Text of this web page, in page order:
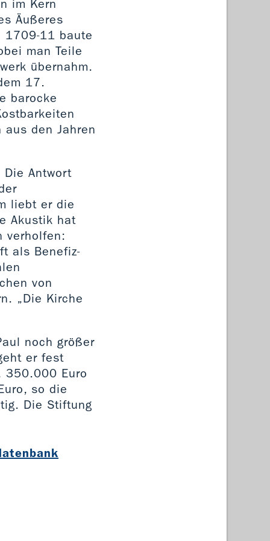
im Kern
Äußeres
1709-11 baute
man Teile
übernahm.
17.
barocke
den Jahren
Die Antwort
liebt er die
Akustik hat
verholfen:
als Benefiz-
von
„Die Kirche
noch größer
er fest
350.000 Euro
so die
Die Stiftung